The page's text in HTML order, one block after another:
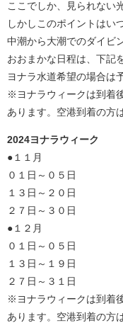
ここでしか、見られない
しかしこのポイントはい
中潮から大潮でのダイビ
おおまかな日程は、下記
ヨナラ水道希望の場合は
※ヨナラウィークは到着
あります。空港到着の方
2024ヨナラウィーク
●１１月
０１日～０５日
１３日～２０日
２７日～３０日
●１２月
０１日～０５日
１３日～１９日
２７日～３１日
※ヨナラウィークは到着
あります。空港到着の方